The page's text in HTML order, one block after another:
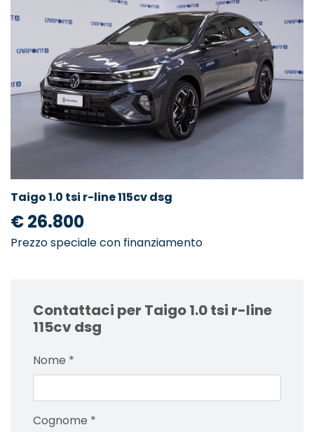
Taigo 1.0 tsi r-line 115cv dsg
€ 26.800
Prezzo speciale con finanziamento
Contattaci per Taigo 1.0 tsi r-line
115cv dsg
Nome *
Cognome *